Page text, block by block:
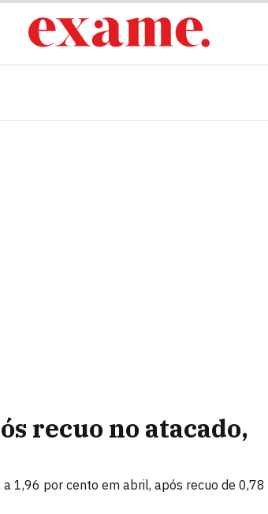
recuo no atacado,
1,96 por cento em abril, após recuo de 0,78